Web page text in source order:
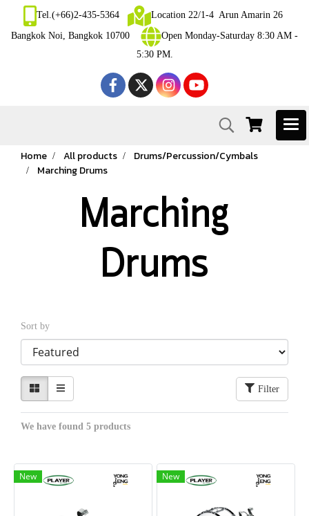
Tel.(+66)2-435-5364
Location 22/1-4 Arun Amarin 26
Bangkok Noi, Bangkok 10700
Open Monday-Saturday 8:30 AM -
5:30 PM.
Home All products
Drums/Percussion/Cymbals
Marching Drums
Marching
Drums
Sort by
Filter
We have found 5 products
New New